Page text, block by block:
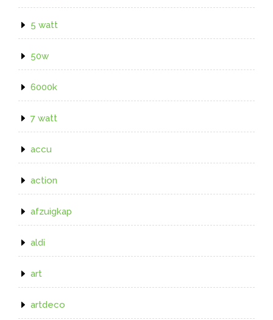
5 watt
50w
6000k
7 watt
accu
action
afzuigkap
aldi
art
artdeco